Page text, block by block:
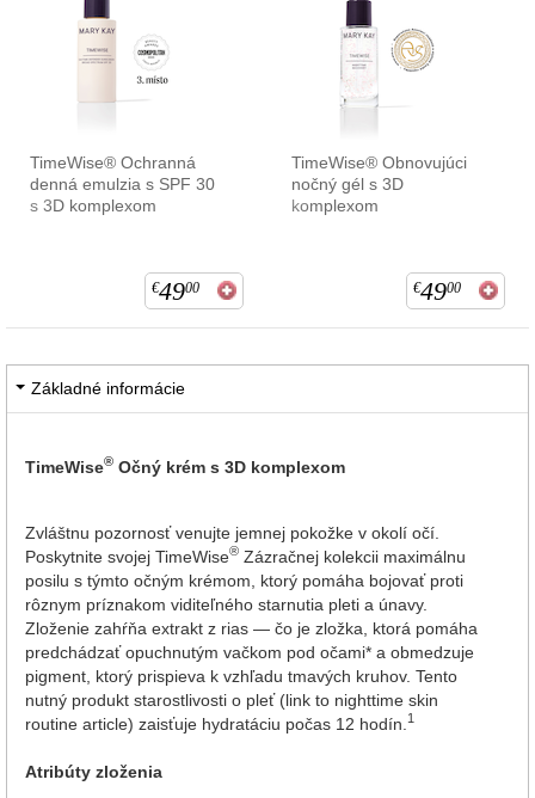
TimeWise® Ochranná
denná emulzia s SPF 30
s 3D komplexom
€4900
TimeWise® Obnovujúci
nočný gél s 3D
komplexom
€4900
Základné informácie
TimeWise® Očný krém s 3D komplexom
Zvláštnu pozornosť venujte jemnej pokožke v okolí očí.
Poskytnite svojej TimeWise® Zázračnej kolekcii maximálnu
posilu s týmto očným krémom, ktorý pomáha bojovať proti
rôznym príznakom viditeľného starnutia pleti a únavy.
Zloženie zahŕňa extrakt z rias — čo je zložka, ktorá pomáha
predchádzať opuchnutým vačkom pod očami* a obmedzuje
pigment, ktorý prispieva k vzhľadu tmavých kruhov. Tento
nutný produkt starostlivosti o pleť (link to nighttime skin
routine article) zaisťuje hydratáciu počas 12 hodín. 1
Atribúty zloženia